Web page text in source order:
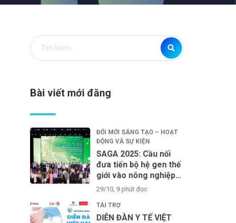
Bài viết mới đăng
ĐỔI MỚI SÁNG TẠO – HOẠT
ĐỘNG VÀ SỰ KIỆN
SAGA 2025: Cầu nối
đưa tiến bộ hệ gen thế
giới vào nông nghiệp
công nghệ cao Việt
29/10, 9 phút đọc
TÀI TRỢ
DIỄN ĐÀN Y TẾ VIỆT